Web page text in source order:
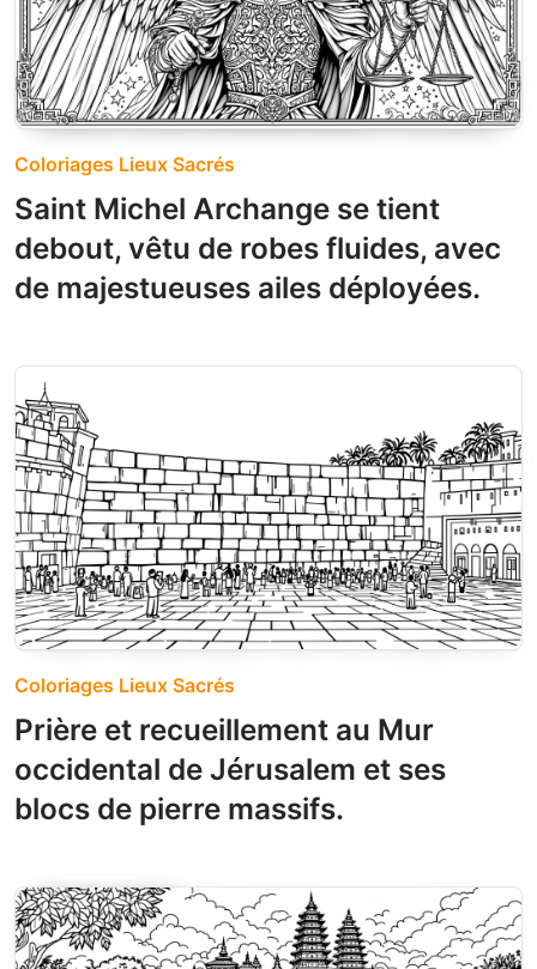
Coloriages Lieux Sacrés
Saint Michel Archange se tient
debout, vêtu de robes fluides, avec
de majestueuses ailes déployées.
Coloriages Lieux Sacrés
Prière et recueillement au Mur
occidental de Jérusalem et ses
blocs de pierre massifs.